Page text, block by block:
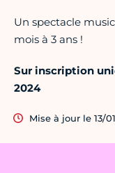
Un spectacle
mois à 3 ans !
Sur inscription
2024
Mise à jour le 13/